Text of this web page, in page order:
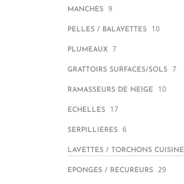
MANCHES 9
PELLES / BALAYETTES 10
PLUMEAUX 7
GRATTOIRS SURFACES/SOLS 7
RAMASSEURS DE NEIGE 10
ECHELLES 17
SERPILLIERES 6
LAVETTES / TORCHONS CUISINE
EPONGES / RECUREURS 29